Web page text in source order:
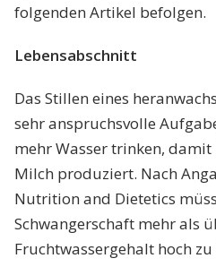
folgenden Artikel befolgen.
Lebensabschnitt
Das Stillen eines
sehr anspruchsvolle
mehr Wasser trinken,
Milch produziert. Nach
Nutrition and Dietetics
Schwangerschaft mehr als
Fruchtwassergehalt hoch